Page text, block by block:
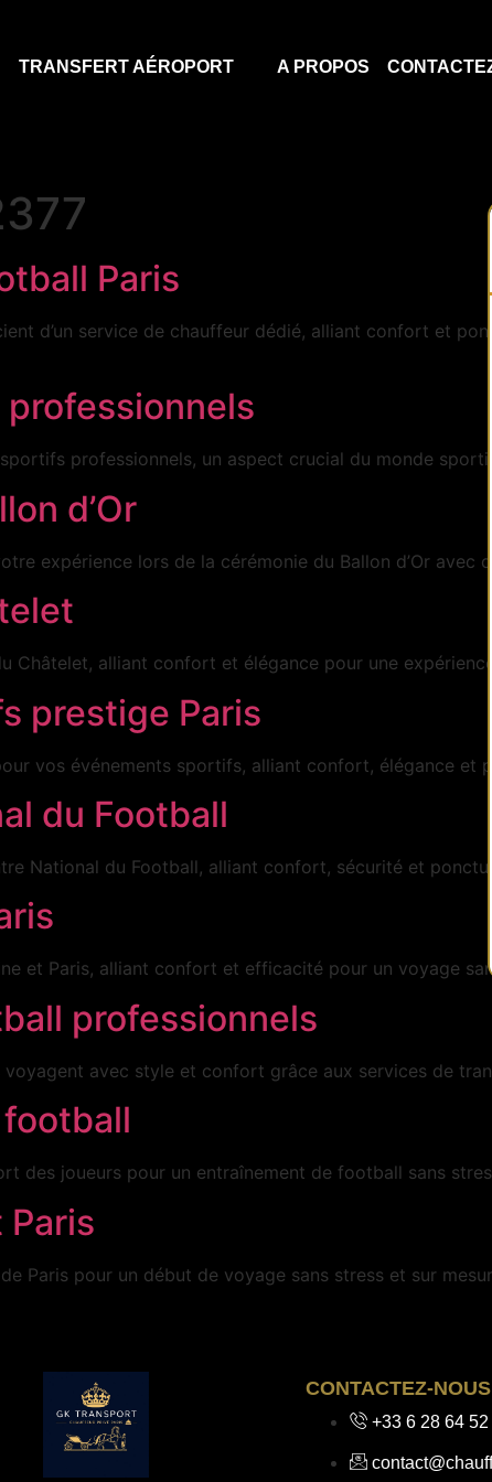
TRANSFERT AÉROPORT A PROPOS
Paris
d’un service de chauffeur dédié, alliant confort et
professionnels, un aspect crucial du monde
d’Or
expérience lors de la cérémonie du Ballon d’Or avec
Châtelet, alliant confort et élégance pour une
prestige Paris
vos événements sportifs, alliant confort, élégance et
du Football
National du Football, alliant confort, sécurité et
et Paris, alliant confort et efficacité pour un voyage
professionnels
avec style et confort grâce aux services de
des joueurs pour un entraînement de football sans
Paris pour un début de voyage sans stress et sur
CONTACTEZ-NOUS
+33 6 28 64 52